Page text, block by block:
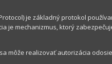
je základný protokol
je mechanizmus, ktorý
môže realizovať autorizácia